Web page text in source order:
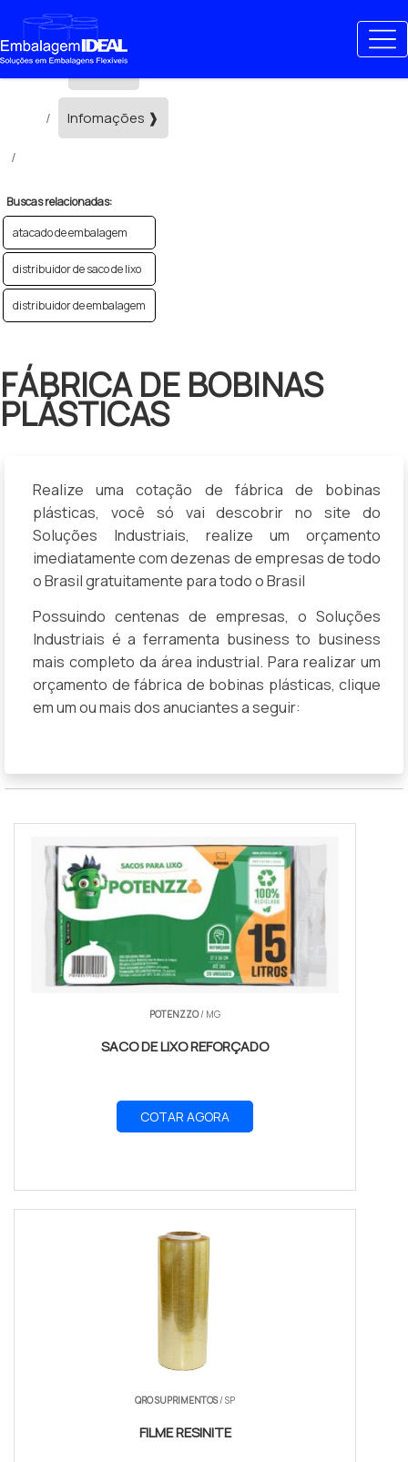
Home ❱
Infomações ❱
Buscas relacionadas:
atacado de embalagem
distribuidor de saco de lixo
distribuidor de embalagem
FÁBRICA DE BOBINAS
PLÁSTICAS
Realize uma cotação de fábrica de bobinas
plásticas, você só vai descobrir no site do
Soluções Industriais, realize um orçamento
imediatamente com dezenas de empresas de todo
o Brasil gratuitamente para todo o Brasil
Possuindo centenas de empresas, o Soluções
Industriais é a ferramenta business to business
mais completo da área industrial. Para realizar um
orçamento de fábrica de bobinas plásticas, clique
em um ou mais dos anuciantes a seguir:
POTENZZO/ MG
SACO DE LIXO REFORÇADO
COTAR AGORA
QRO SUPRIMENTOS/ SP
FILME RESINITE